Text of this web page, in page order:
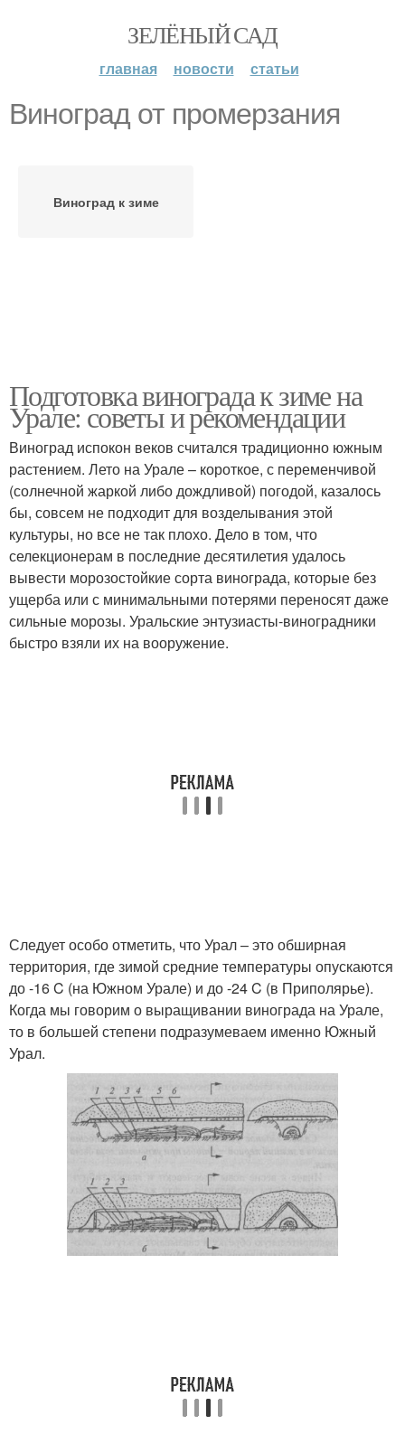
ЗЕЛЁНЫЙ САД
главная новости статьи
Виноград от промерзания
Виноград к зиме
Подготовка винограда к зиме на
Урале: советы и рекомендации
Виноград испокон веков считался традиционно южным
растением. Лето на Урале – короткое, с переменчивой
(солнечной жаркой либо дождливой) погодой, казалось
бы, совсем не подходит для возделывания этой
культуры, но все не так плохо. Дело в том, что
селекционерам в последние десятилетия удалось
вывести морозостойкие сорта винограда, которые без
ущерба или с минимальными потерями переносят даже
сильные морозы. Уральские энтузиасты-виноградники
быстро взяли их на вооружение.
Следует особо отметить, что Урал – это обширная
территория, где зимой средние температуры опускаются
до -16 C (на Южном Урале) и до -24 C (в Приполярье).
Когда мы говорим о выращивании винограда на Урале,
то в большей степени подразумеваем именно Южный
Урал.